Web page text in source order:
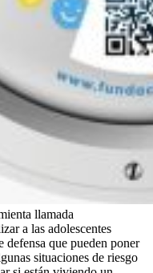
llamada
a las adolescentes
que pueden poner
situaciones de riesgo